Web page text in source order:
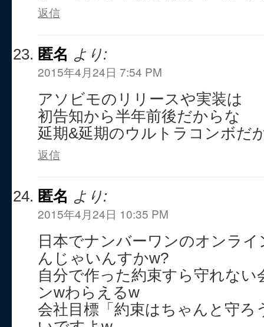
返信
匿名 より:
2015年4月24日 7:54 PM
アソビモのリリースや実装は
初告知から半年前後だからな
延期&延期のウルトラコンボだ
返信
匿名 より:
2015年4月24日 10:35 PM
日本でナンバーワンのオンラ
んじゃいんすかw?
自分で作った約束すら守れない
ンwわらえるw
会社目標「約束はちゃんと守ろ